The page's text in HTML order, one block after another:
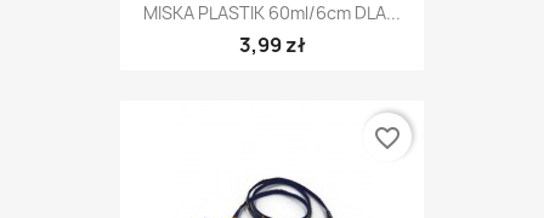
MISKA PLASTIK 60ml/6cm DLA...
3,99 zł
favorite_border